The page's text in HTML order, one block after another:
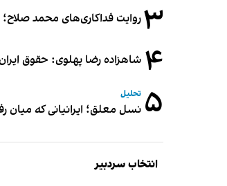
۳روایت فداکاری‌های محمد صلاح؛ از سفرهای ۹ ساعته تا
۴ شاهزاده رضا پهلوی: حقوق
۵ تحلیل
نسل معلق؛ ایرانیانی که میان
انتخاب سردبیر